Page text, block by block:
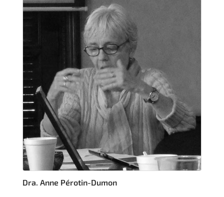
Dra. Anne Pérotin-Dumon